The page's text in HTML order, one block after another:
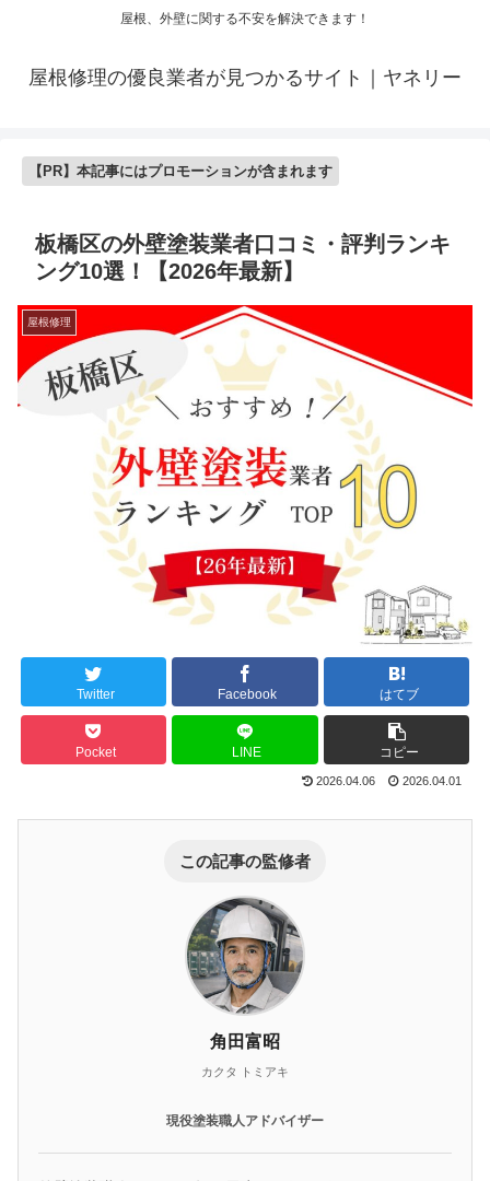
屋根、外壁に関する不安を解決できます！
屋根修理の優良業者が見つかるサイト｜ヤネリー
【PR】本記事にはプロモーションが含まれます
板橋区の外壁塗装業者口コミ・評判ランキ
ング10選！【2026年最新】
屋根修理
Twitter Facebook はてブ
Pocket LINE コピー
2026.04.06 2026.04.01
この記事の監修者
角田富昭
カクタ トミアキ
現役塗装職人アドバイザー